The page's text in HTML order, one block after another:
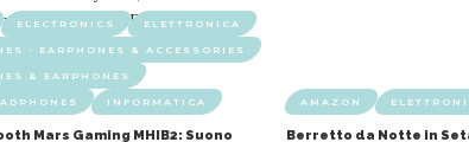
ELECTRONICS ELETTRONICA
- EARPHONES & ACCESSORIES
& EARPHONES
INFORMATICA
Mars Gaming MHIB2: Suono
AMAZON
Berretto da Notte in